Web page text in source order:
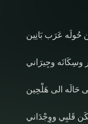
حُولَه عَرَب بَانِين
وسِكَانَه وجِيرَاني
حَالَه الى هَلْحِين
قَلبِي ووِجْدَاني